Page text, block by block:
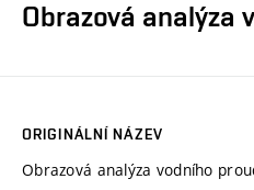
Obrazová analýza
ORIGINÁLNÍ NÁZEV
Obrazová analýza vodního